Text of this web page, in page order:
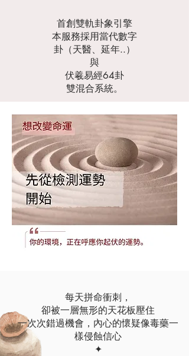
首創雙軌卦象引擎
本服務採用當代數字
卦（天醫、延年..）
與
伏羲易經64卦
雙混合系統。
每天拼命衝刺，
卻被一層無形的天花板壓住
一次次錯過機會，內心的懷疑像毒藥一
樣侵蝕信心
✦​